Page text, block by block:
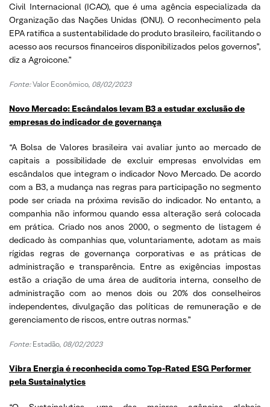
Civil Internacional (ICAO), que é uma agência especializada da
Organização das Nações Unidas (ONU). O reconhecimento pela
EPA ratifica a sustentabilidade do produto brasileiro, facilitando o
acesso aos recursos financeiros disponibilizados pelos governos”,
diz a Agroicone.”
Fonte:Valor Econômico, 08/02/2023
Novo Mercado: Escândalos levam B3 a estudar exclusão de
empresas do indicador de governança
“A Bolsa de Valores brasileira vai avaliar junto ao mercado de
capitais a possibilidade de excluir empresas envolvidas em
escândalos que integram o indicador Novo Mercado. De acordo
com a B3, a mudança nas regras para participação no segmento
pode ser criada na próxima revisão do indicador. No entanto, a
companhia não informou quando essa alteração será colocada
em prática. Criado nos anos 2000, o segmento de listagem é
dedicado às companhias que, voluntariamente, adotam as mais
rígidas regras de governança corporativas e as práticas de
administração e transparência. Entre as exigências impostas
estão a criação de uma área de auditoria interna, conselho de
administração com ao menos dois ou 20% dos conselheiros
independentes, divulgação das políticas de remuneração e de
gerenciamento de riscos, entre outras normas.”
Fonte: Estadão, 08/02/2023
Vibra Energia é reconhecida como Top-Rated ESG Performer
pela Sustainalytics